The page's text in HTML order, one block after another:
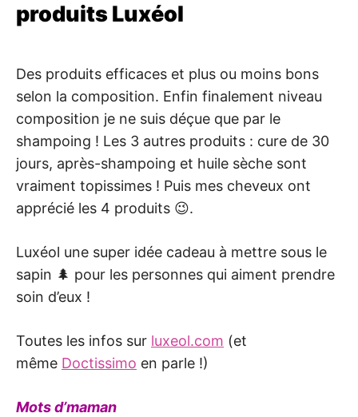
produits Luxéol
Des produits efficaces et plus ou moins bons
selon la composition. Enfin finalement niveau
composition je ne suis déçue que par le
shampoing ! Les 3 autres produits : cure de 30
jours, après-shampoing et huile sèche sont
vraiment topissimes ! Puis mes cheveux ont
apprécié les 4 produits 😉.
Luxéol une super idée cadeau à mettre sous le
sapin 🌲 pour les personnes qui aiment prendre
soin d’eux !
Toutes les infos sur luxeol.com (et
même Doctissimo en parle !)
Mots d’maman